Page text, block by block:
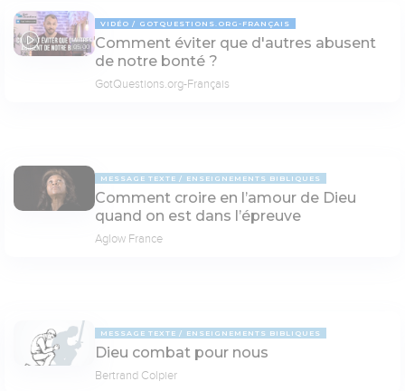
05:00
VIDÉO GOTQUESTIONS.ORG-FRANÇAIS
Comment éviter que d'autres abusent
de notre bonté ?
GotQuestions.org-Français
MESSAGE TEXTE ENSEIGNEMENTS BIBLIQUES
Comment croire en l’amour de Dieu
quand on est dans l’épreuve
Aglow France
MESSAGE TEXTE ENSEIGNEMENTS BIBLIQUES
Dieu combat pour nous
Bertrand Colpier